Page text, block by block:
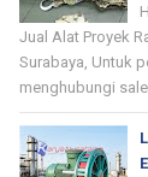
Jual Alat Proyek
Surabaya, Untuk
menghubungi